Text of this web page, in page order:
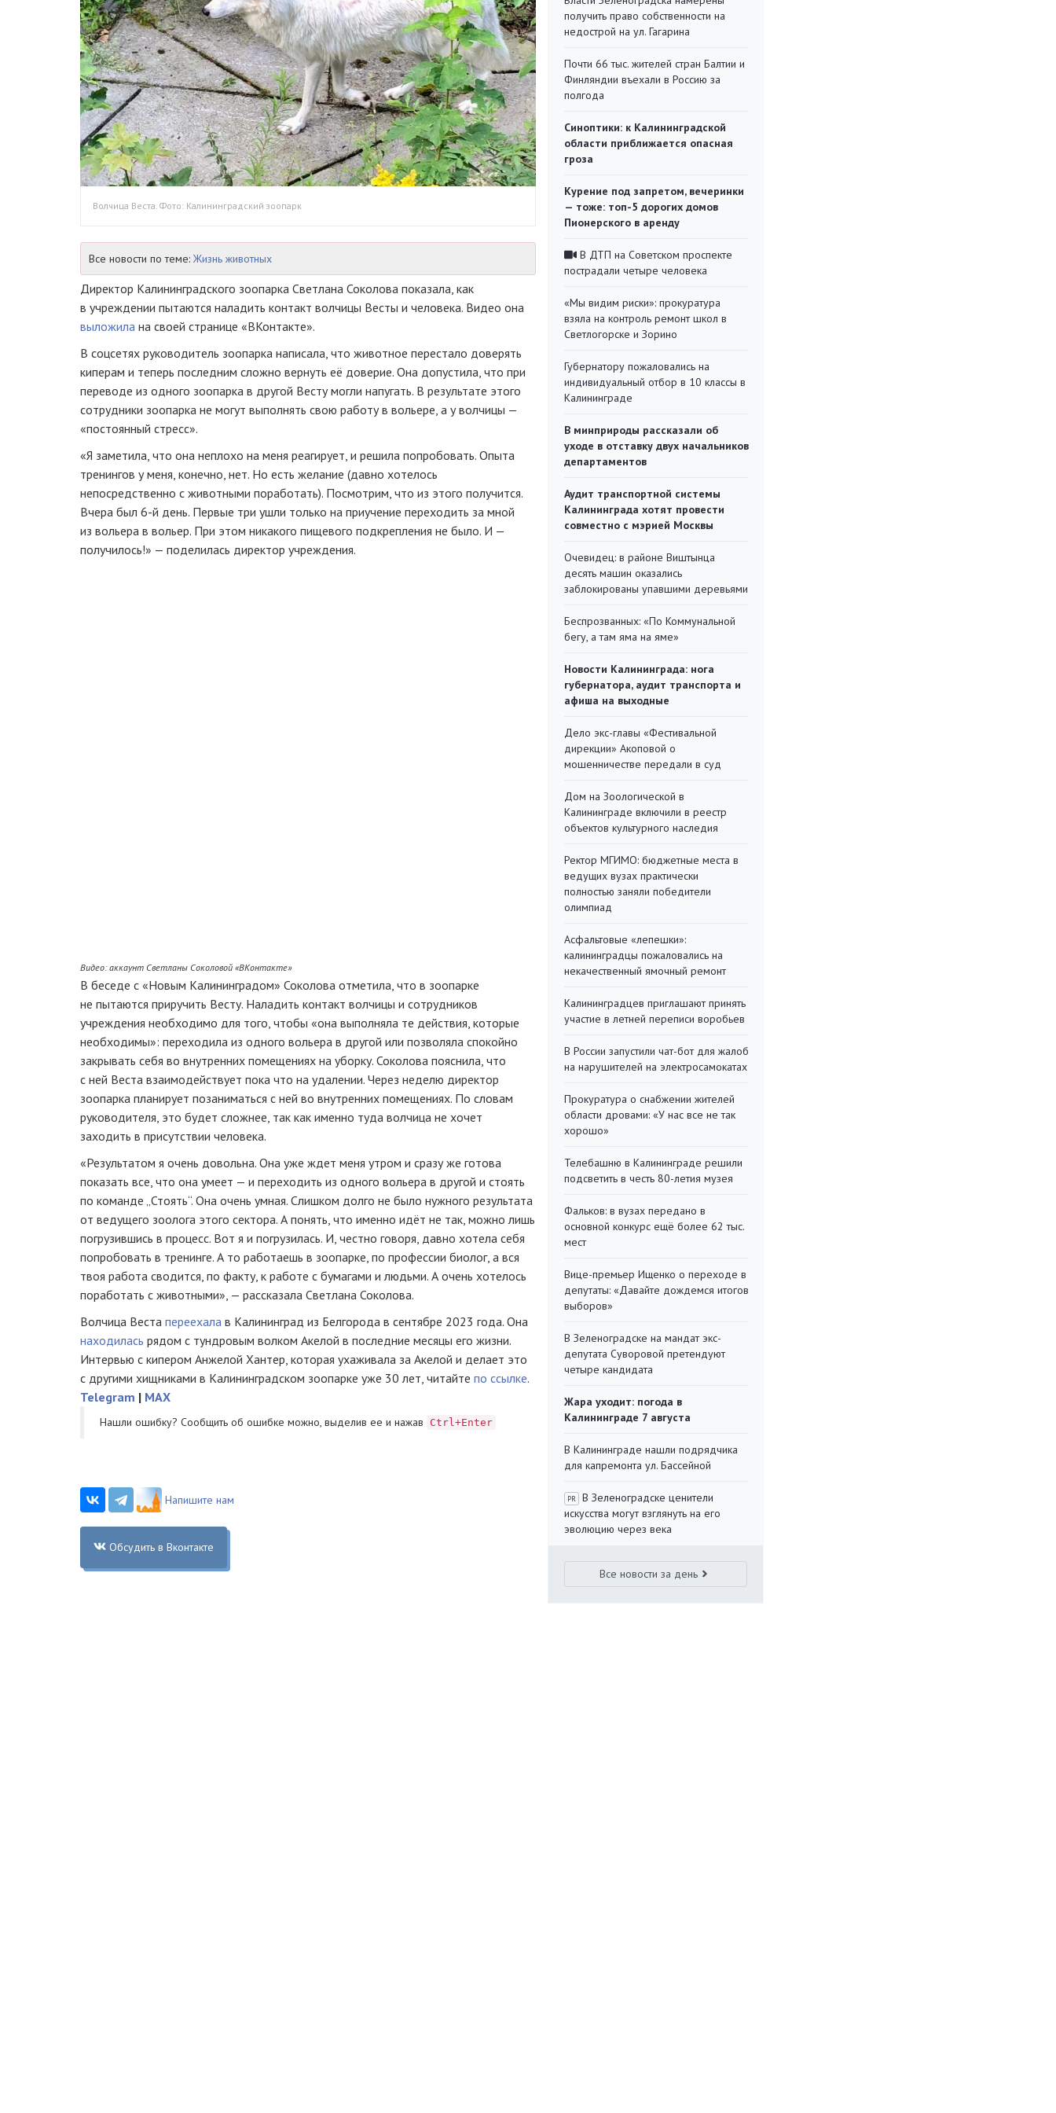
Волчица Веста. Фото: Калининградский зоопарк
Все новости по теме: Жизнь животных
Директор Калининградского зоопарка Светлана Соколова показала, как
в учреждении пытаются наладить контакт волчицы Весты и человека. Видео она
выложила на своей странице «ВКонтакте».
В соцсетях руководитель зоопарка написала, что животное перестало доверять
киперам и теперь последним сложно вернуть её доверие. Она допустила, что при
переводе из одного зоопарка в другой Весту могли напугать. В результате этого
сотрудники зоопарка не могут выполнять свою работу в вольере, а у волчицы —
«постоянный стресс».
«Я заметила, что она неплохо на меня реагирует, и решила попробовать. Опыта
тренингов у меня, конечно, нет. Но есть желание (давно хотелось
непосредственно с животными поработать). Посмотрим, что из этого получится.
Вчера был 6-й день. Первые три ушли только на приучение переходить за мной
из вольера в вольер. При этом никакого пищевого подкрепления не было. И —
получилось!» — поделилась директор учреждения.
Видео: аккаунт Светланы Соколовой «ВКонтакте»
В беседе с «Новым Калининградом» Соколова отметила, что в зоопарке
не пытаются приручить Весту. Наладить контакт волчицы и сотрудников
учреждения необходимо для того, чтобы «она выполняла те действия, которые
необходимы»: переходила из одного вольера в другой или позволяла спокойно
закрывать себя во внутренних помещениях на уборку. Соколова пояснила, что
с ней Веста взаимодействует пока что на удалении. Через неделю директор
зоопарка планирует позаниматься с ней во внутренних помещениях. По словам
руководителя, это будет сложнее, так как именно туда волчица не хочет
заходить в присутствии человека.
«Результатом я очень довольна. Она уже ждет меня утром и сразу же готова
показать все, что она умеет — и переходить из одного вольера в другой и стоять
по команде „Стоять“. Она очень умная. Слишком долго не было нужного результата
от ведущего зоолога этого сектора. А понять, что именно идёт не так, можно лишь
погрузившись в процесс. Вот я и погрузилась. И, честно говоря, давно хотела себя
попробовать в тренинге. А то работаешь в зоопарке, по профессии биолог, а вся
твоя работа сводится, по факту, к работе с бумагами и людьми. А очень хотелось
поработать с животными», — рассказала Светлана Соколова.
Волчица Веста переехала в Калининград из Белгорода в сентябре 2023 года. Она
находилась рядом с тундровым волком Акелой в последние месяцы его жизни.
Интервью с кипером Анжелой Хантер, которая ухаживала за Акелой и делает это
с другими хищниками в Калининградском зоопарке уже 30 лет, читайте по ссылке.
Telegram | MAX
Нашли ошибку? Cообщить об ошибке можно, выделив ее и нажав Ctrl+Enter
Напишите нам
Обсудить в Вконтакте
получить право собственности на
недострой на ул. Гагарина
Почти 66 тыс. жителей стран Балтии и
Финляндии въехали в Россию за
полгода
Синоптики: к Калининградской
области приближается опасная
гроза
Курение под запретом, вечеринки
— тоже: топ-5 дорогих домов
Пионерского в аренду
В ДТП на Советском проспекте
пострадали четыре человека
«Мы видим риски»: прокуратура
взяла на контроль ремонт школ в
Светлогорске и Зорино
Губернатору пожаловались на
индивидуальный отбор в 10 классы в
Калининграде
В минприроды рассказали об
уходе в отставку двух начальников
департаментов
Аудит транспортной системы
Калининграда хотят провести
совместно с мэрией Москвы
Очевидец: в районе Виштынца
десять машин оказались
заблокированы упавшими деревьями
Беспрозванных: «По Коммунальной
бегу, а там яма на яме»
Новости Калининграда: нога
губернатора, аудит транспорта и
афиша на выходные
Дело экс-главы «Фестивальной
дирекции» Акоповой о
мошенничестве передали в суд
Дом на Зоологической в
Калининграде включили в реестр
объектов культурного наследия
Ректор МГИМО: бюджетные места в
ведущих вузах практически
полностью заняли победители
олимпиад
Асфальтовые «лепешки»:
калининградцы пожаловались на
некачественный ямочный ремонт
Калининградцев приглашают принять
участие в летней переписи воробьев
В России запустили чат-бот для жалоб
на нарушителей на электросамокатах
Прокуратура о снабжении жителей
области дровами: «У нас все не так
хорошо»
Телебашню в Калининграде решили
подсветить в честь 80-летия музея
Фальков: в вузах передано в
основной конкурс ещё более 62 тыс.
мест
Вице-премьер Ищенко о переходе в
депутаты: «Давайте дождемся итогов
выборов»
В Зеленоградске на мандат экс-
депутата Суворовой претендуют
четыре кандидата
Жара уходит: погода в
Калининграде 7 августа
В Калининграде нашли подрядчика
для капремонта ул. Бассейной
PR
В Зеленоградске ценители
искусства могут взглянуть на его
эволюцию через века
Все новости за день